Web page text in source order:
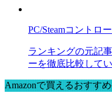
PC/Steamコントロ
ランキングの元記
ーを徹底比較して
Amazonで買えるおすす